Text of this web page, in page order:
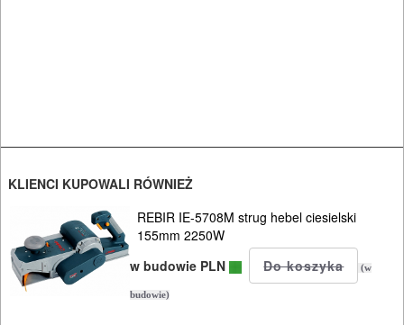
KOSIARKI-
KOSY
MYJKI
CIŚNIENIOWE
KLIENCI KUPOWALI RÓWNIEŻ
REBIR IE-5708M strug hebel ciesielski
155mm 2250W
w budowie PLN
(w
budowie)